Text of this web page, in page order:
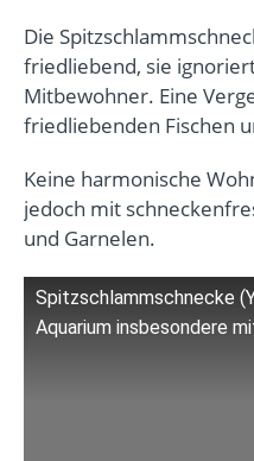
Die
friedliebend, sie
Mitbewohner. Eine
friedliebenden Fischen
Keine harmonische
jedoch mit
und Garnelen.
Spitzschlammschnecke
Aquarium insbesondere